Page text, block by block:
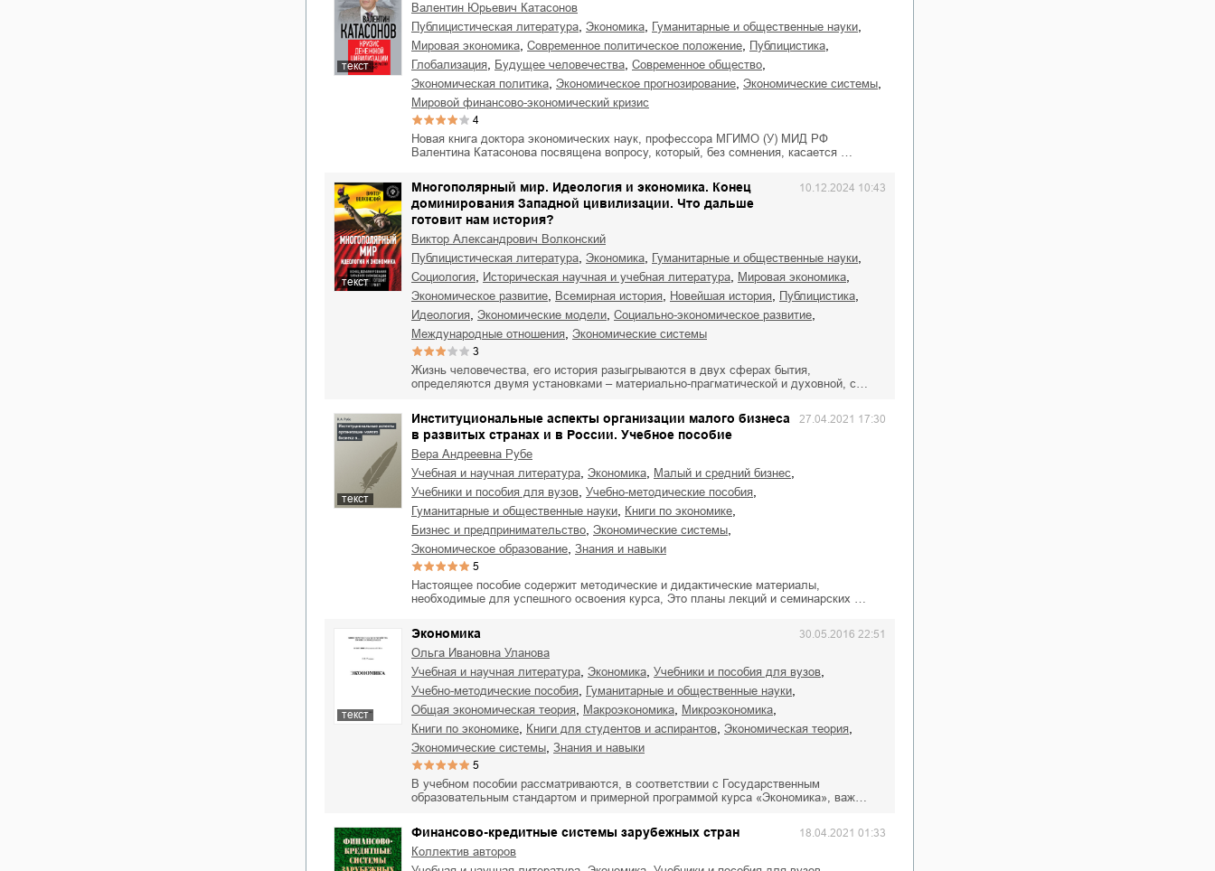
текст
Валентин Юрьевич Катасонов
публицистическая литература
экономика гуманитарные и общественные науки
мировая экономика современное политическое положение публицистика
глобализация будущее человечества современное общество
экономическая политика экономическое прогнозирование экономические системы
мировой финансово-экономический кризис
4
Новая книга доктора экономических наук, профессора МГИМО (У) МИД РФ
Валентина Катасонова посвящена вопросу, который, без сомнения, касается …
текст
Многополярный мир. Идеология и экономика. Конец
доминирования Западной цивилизации. Что дальше
готовит нам история?
10.12.2024 10:43
Виктор Александрович Волконский
публицистическая литература
экономика гуманитарные и общественные науки
социология историческая научная и учебная литература мировая экономика
экономическое развитие всемирная история новейшая история публицистика
идеология экономические модели социально-экономическое развитие
международные отношения экономические системы
3
Жизнь человечества, его история разыгрываются в двух сферах бытия,
определяются двумя установками – материально-прагматической и духовной, с…
текст
Институциональные аспекты организации малого бизнеса
в развитых странах и в России. Учебное пособие
27.04.2021 17:30
Вера Андреевна Рубе
учебная и научная литература
экономика малый и средний бизнес
учебники и пособия для вузов учебно-методические пособия
гуманитарные и общественные науки книги по экономике
бизнес и предпринимательство экономические системы
экономическое образование знания и навыки
5
Настоящее пособие содержит методические и дидактические материалы,
необходимые для успешного освоения курса, Это планы лекций и семинарских …
текст
Экономика 30.05.2016 22:51
Ольга Ивановна Уланова
учебная и научная литература
экономика учебники и пособия для вузов
учебно-методические пособия гуманитарные и общественные науки
общая экономическая теория макроэкономика микроэкономика
книги по экономике книги для студентов и аспирантов экономическая теория
экономические системы знания и навыки
5
В учебном пособии рассматриваются, в соответствии с Государственным
образовательным стандартом и примерной программой курса «Экономика», важ…
Финансово-кредитные системы зарубежных стран 18.04.2021 01:33
Коллектив авторов